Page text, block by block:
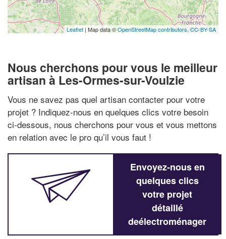
Leaflet | Map data ©OpenStreetMap contributors,CC-BY-SA
Nous cherchons pour vous le meilleur
artisan à Les-Ormes-sur-Voulzie
Vous ne savez pas quel artisan contacter pour votre
projet ? Indiquez-nous en quelques clics votre besoin
ci-dessous, nous cherchons pour vous et vous mettons
en relation avec le pro qu’il vous faut !
Envoyez-nous en
quelques clics
votre projet
détaillé
deélectroménager